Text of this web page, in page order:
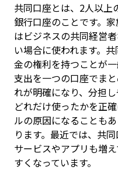
共同口座とは、2人以上
銀行口座のことです。
はビジネスの共同経営
い場合に使われます。
金の権利を持つことが
支出を一つの口座でま
れが明確になり、分担
どれだけ使ったかを正
ルの原因になることも
ります。最近では、共
サービスやアプリも増
すくなっています。